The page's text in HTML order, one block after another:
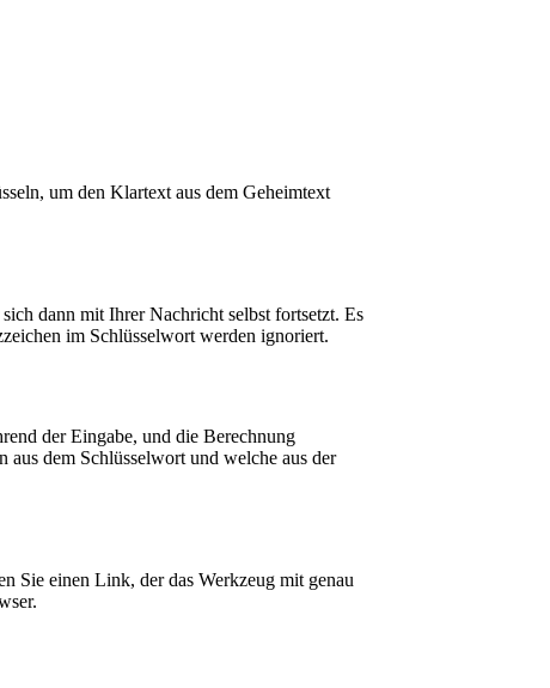
um den Klartext aus dem Geheimtext
dann mit Ihrer Nachricht selbst fortsetzt. Es
im Schlüsselwort werden ignoriert.
der Eingabe, und die Berechnung
aus dem Schlüsselwort und welche aus der
Sie einen Link, der das Werkzeug mit genau